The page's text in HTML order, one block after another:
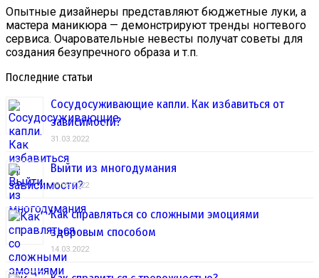
Опытные дизайнеры представляют бюджетные луки, а
мастера маникюра — демонстрируют тренды ногтевого
сервиса. Очаровательные невесты получат советы для
создания безупречного образа и т.п.
Последние статьи
Сосудосуживающие капли. Как избавиться от
зависимости?
31.03.2022
Выйти из многодумания
28.03.2022
Как справляться со сложными эмоциями
здоровым способом
14.03.2022